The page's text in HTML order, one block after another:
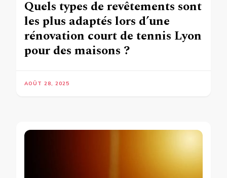
Quels types de revêtements sont
les plus adaptés lors d’une
rénovation court de tennis Lyon
pour des maisons ?
AOÛT 28, 2025